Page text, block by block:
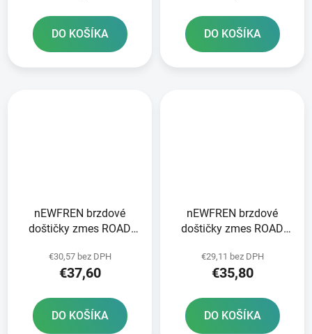
DO KOŠÍKA DO KOŠÍKA
nEWFREN brzdové
doštičky zmes ROAD
ks v balení
€30,57 bez DPH
€37,60
DO KOŠÍKA
nEWFREN brzdové
doštičky zmes ROAD
ks v balení
€29,11 bez DPH
€35,80
DO KOŠÍKA